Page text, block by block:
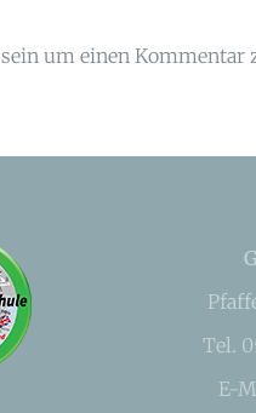
sein um einen Kommentar
Tel.
E-